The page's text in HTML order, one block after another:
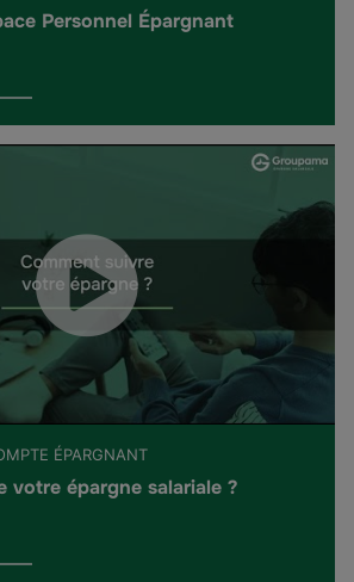
Personnel Épargnant
ÉPARGNANT
votre épargne salariale ?